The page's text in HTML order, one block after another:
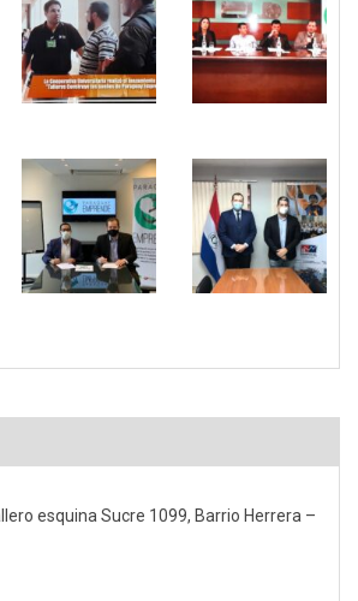
esquina Sucre 1099, Barrio Herrera –